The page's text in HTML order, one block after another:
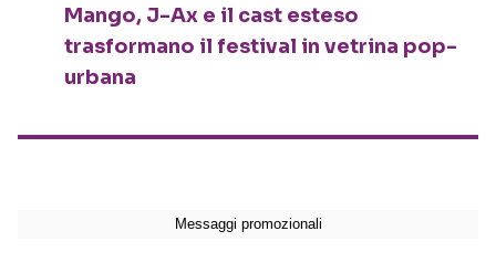
Mango, J-Ax e il cast esteso
trasformano il festival in vetrina pop-
urbana